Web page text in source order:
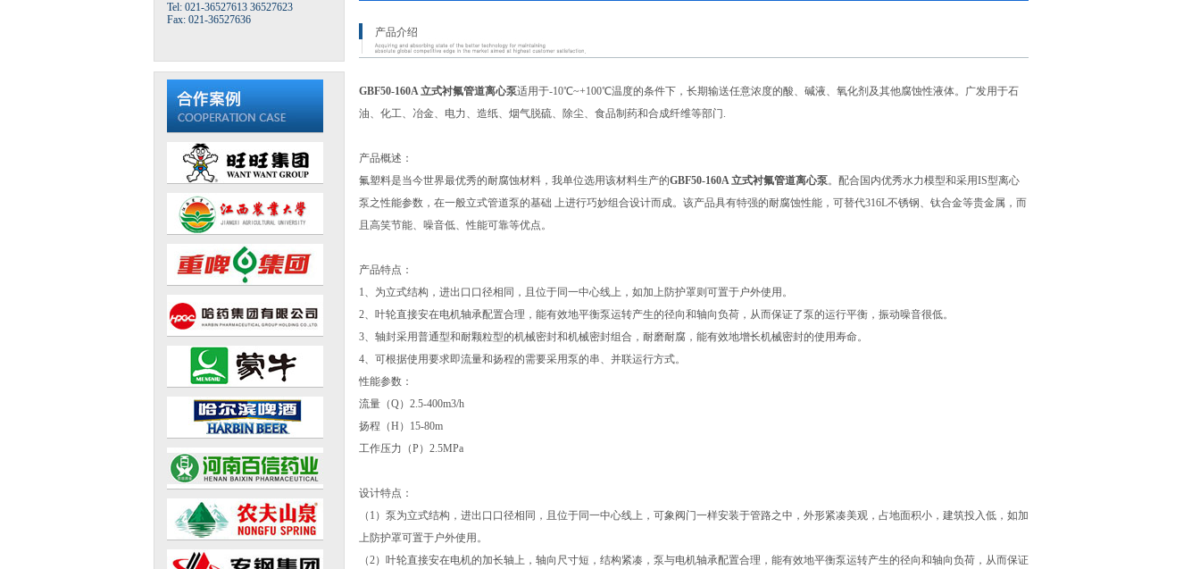
Tel: 021-36527613 36527623
Fax: 021-36527636
产品介绍
GBF50-160A 立式衬氟管道离心泵适用于-10℃~+100℃温度的条件下，长期输送任意浓度的酸、碱液、氧化剂及其他腐蚀性液体。广发用于石
油、化工、冶金、电力、造纸、烟气脱硫、除尘、食品制药和合成纤维等部门.
产品概述：
氟塑料是当今世界最优秀的耐腐蚀材料，我单位选用该材料生产的GBF50-160A 立式衬氟管道离心泵。配合国内优秀水力模型和采用IS型离心
泵之性能参数，在一般立式管道泵的基础 上进行巧妙组合设计而成。该产品具有特强的耐腐蚀性能，可替代316L不锈钢、钛合金等贵金属，而
且高笑节能、噪音低、性能可靠等优点。
产品特点：
1、为立式结构，进出口口径相同，且位于同一中心线上，如加上防护罩则可置于户外使用。
2、叶轮直接安在电机轴承配置合理，能有效地平衡泵运转产生的径向和轴向负荷，从而保证了泵的运行平衡，振动噪音很低。
3、轴封采用普通型和耐颗粒型的机械密封和机械密封组合，耐磨耐腐，能有效地增长机械密封的使用寿命。
4、可根据使用要求即流量和扬程的需要采用泵的串、并联运行方式。
性能参数：
流量（Q）2.5-400m3/h
扬程（H）15-80m
工作压力（P）2.5MPa
设计特点：
（1）泵为立式结构，进出口口径相同，且位于同一中心线上，可象阀门一样安装于管路之中，外形紧凑美观，占地面积小，建筑投入低，如加
上防护罩可置于户外使用。
（2）叶轮直接安在电机的加长轴上，轴向尺寸短，结构紧凑，泵与电机轴承配置合理，能有效地平衡泵运转产生的径向和轴向负荷，从而保证